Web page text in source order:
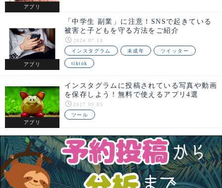
アプリ
アプリ
「中学生 副業」に注意！SNSで起きている
被害と子どもを守る方法をご紹介
2024.07.18
インスタグラム
未成年 ツイッター
tiktok
アプリ
インスタグラムに投稿されている写真や動画
を保存しよう！無料で使えるアプリ4選
2017.09.05
ツール